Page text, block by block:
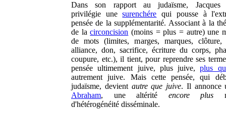
Dans son rapport au judaïsme, Jacques
privilégie unesurenchére qui pousse à
pensée de la supplémentarité. Associant à la
de lacirconcision (moins = plus = autre) une
de mots (limites, marges, marques, clôture,
alliance, don, sacrifice, écriture du corps,
coupure, etc.), il tient, pour reprendre ses
pensée ultimement juive, plus juive,plus
autrement juive. Mais cette pensée, qui
judaïsme, devient autre que juive. Il
Abraham, une altérité encore plus
d'hétérogénéité disséminale.